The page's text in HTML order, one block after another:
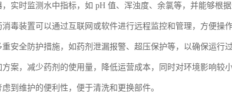
实时监测水中指标，如 pH 值、浑浊度、余氯等，并能够根据
毒装置可以通过互联网或软件进行远程监控和管理，方便操作
安全防护措施，如药剂泄漏报警、超压保护等，以确保运行过
案，减少药剂的使用量，降低运营成本，同时对环境影响较小
到维护的便利性，便于清洗和更换部件。